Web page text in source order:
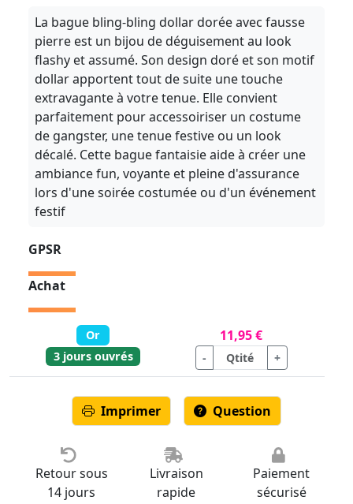
La bague bling-bling dollar dorée avec fausse
pierre est un bijou de déguisement au look
flashy et assumé. Son design doré et son motif
dollar apportent tout de suite une touche
extravagante à votre tenue. Elle convient
parfaitement pour accessoiriser un costume
de gangster, une tenue festive ou un look
décalé. Cette bague fantaisie aide à créer une
ambiance fun, voyante et pleine d'assurance
lors d'une soirée costumée ou d'un événement
festif
GPSR
Achat
Or 11,95 €
3 jours ouvrés - +
Imprimer Question
Retour sous
14 jours
Livraison
rapide
Paiement
sécurisé